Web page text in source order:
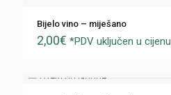
Bijelo vino – miješano
2,00€ *PDV uključen u cijenu